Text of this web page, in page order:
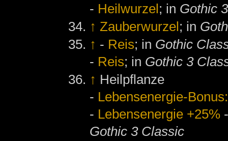
- Heilwurzel; in Gothic
↑ Zauberwurzel; in
↑ - Reis; in Gothic
- Reis; in Gothic 3
↑ Heilpflanze
- Lebensenergie-
- Lebensenergie +25%
Gothic 3 Classic